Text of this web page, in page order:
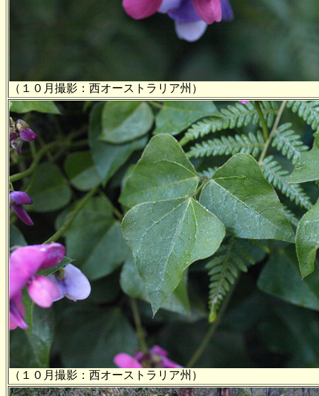
（１０月撮影：西オーストラリア州）
（１０月撮影：西オーストラリア州）